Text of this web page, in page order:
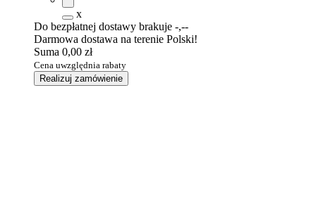
x
Do bezpłatnej dostawy brakuje -,--
Darmowa dostawa na terenie Polski!
Suma 0,00 zł
Cena uwzględnia rabaty
Realizuj zamówienie